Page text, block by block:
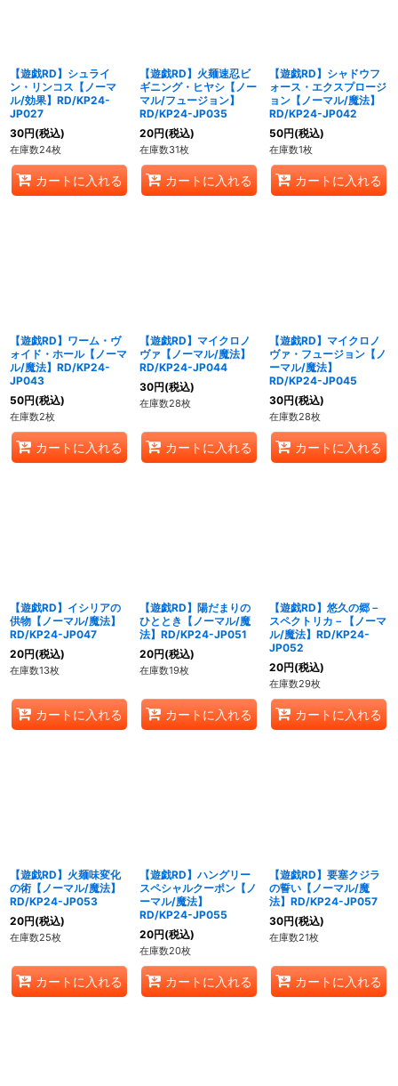
【遊戯RD】シュライ
ン・リンコス【ノーマ
ル/効果】RD/KP24-
JP027
30円(税込)
在庫数24枚
カートに入れる
【遊戯RD】火麺速忍ビ
ギニング・ヒヤシ【ノー
マル/フュージョン】
RD/KP24-JP035
20円(税込)
在庫数31枚
カートに入れる
【遊戯RD】シャドウフ
ォース・エクスプロージ
ョン【ノーマル/魔法】
RD/KP24-JP042
50円(税込)
在庫数1枚
カートに入れる
【遊戯RD】ワーム・ヴ
ォイド・ホール【ノーマ
ル/魔法】RD/KP24-
JP043
50円(税込)
在庫数2枚
カートに入れる
【遊戯RD】マイクロノ
ヴァ【ノーマル/魔法】
RD/KP24-JP044
30円(税込)
在庫数28枚
カートに入れる
【遊戯RD】マイクロノ
ヴァ・フュージョン【ノ
ーマル/魔法】
RD/KP24-JP045
30円(税込)
在庫数28枚
カートに入れる
【遊戯RD】イシリアの
供物【ノーマル/魔法】
RD/KP24-JP047
20円(税込)
在庫数13枚
カートに入れる
【遊戯RD】陽だまりの
ひととき【ノーマル/魔
法】RD/KP24-JP051
20円(税込)
在庫数19枚
カートに入れる
【遊戯RD】悠久の郷－
スペクトリカ－【ノーマ
ル/魔法】RD/KP24-
JP052
20円(税込)
在庫数29枚
カートに入れる
【遊戯RD】火麺味変化
の術【ノーマル/魔法】
RD/KP24-JP053
20円(税込)
在庫数25枚
カートに入れる
【遊戯RD】ハングリー
スペシャルクーポン【ノ
ーマル/魔法】
RD/KP24-JP055
20円(税込)
在庫数20枚
カートに入れる
【遊戯RD】要塞クジラ
の誓い【ノーマル/魔
法】RD/KP24-JP057
30円(税込)
在庫数21枚
カートに入れる